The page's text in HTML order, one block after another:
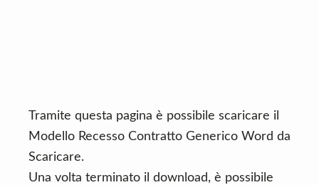
Tramite questa pagina è possibile scaricare il
Modello Recesso Contratto Generico Word da
Scaricare.
Una volta terminato il download, è possibile